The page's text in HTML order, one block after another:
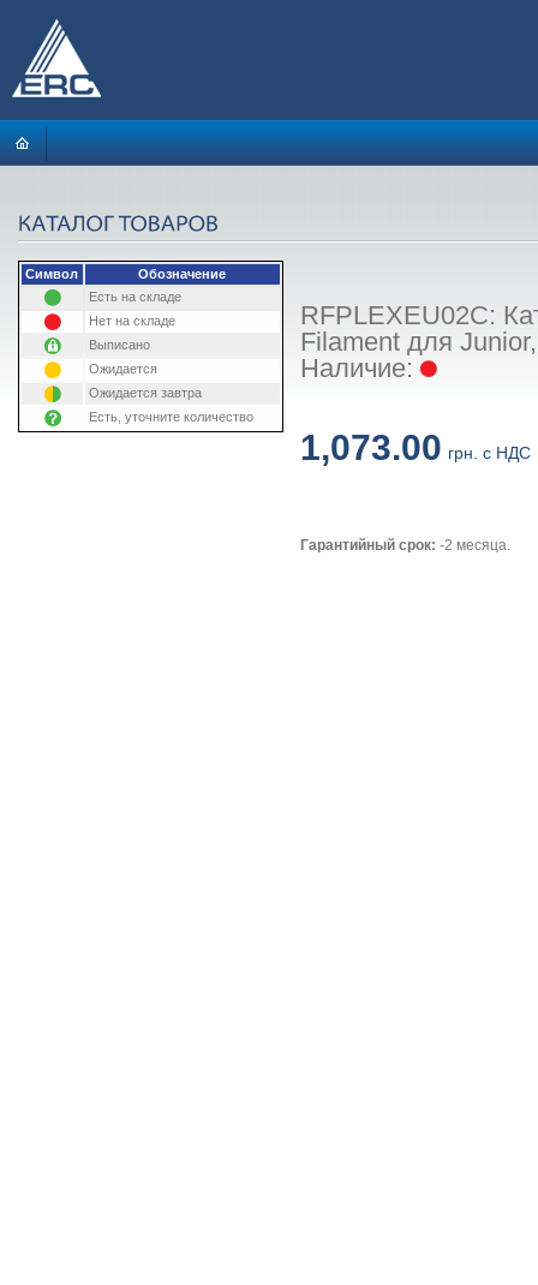
Символ
Обозначение
Есть на складе
Нет на складе
Выписано
Ожидается
Ожидается завтра
Есть, уточните количество
RFPLEXEU02C:
Filament для
Наличие:
1,073.00 грн. с НДС
Гарантийный срок: -2 месяца.